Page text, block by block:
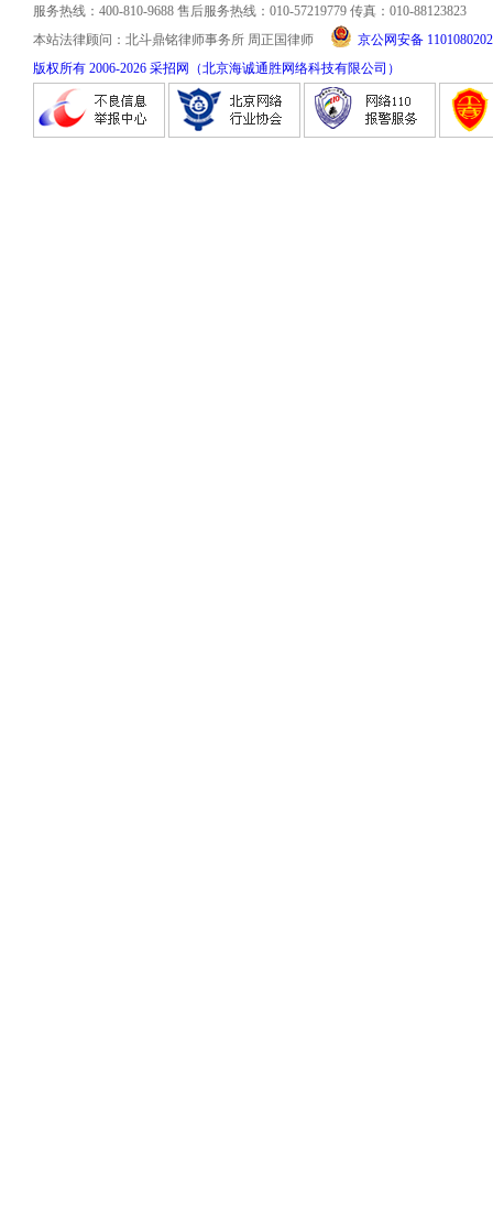
服务热线：400-810-9688 售后服务热线：010-57219779 传真：010-88123823
本站法律顾问：北斗鼎铭律师事务所 周正国律师
京公网安备
版权所有 2006-2026 采招网（北京海诚通胜网络科技有限公司）